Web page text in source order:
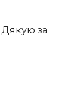
Дякую за